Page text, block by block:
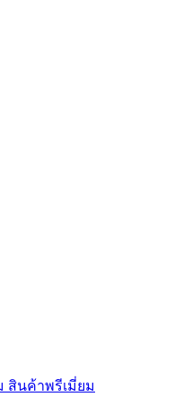
สินค้าพรีเมี่ยม